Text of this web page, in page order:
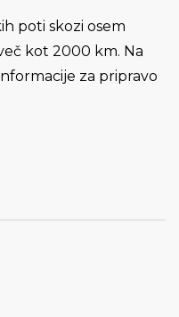
poti skozi osem
kot 2000 km. Na
za pripravo